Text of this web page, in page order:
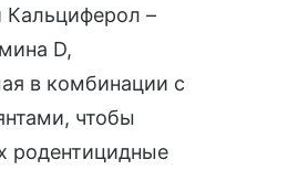
Кальциферол –
D,
в комбинации с
чтобы
родентицидные